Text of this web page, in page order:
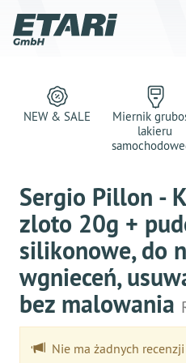
NEW & SALE
Miernik
lakieru
Sergio Pillon -
zloto 20g +
silikonowe, do
wgnieceń,
bez malowania
Nie ma żadnych